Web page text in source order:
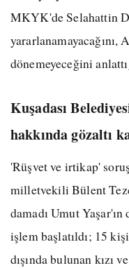
MKYK'de Selahattin
dönemeyeceğini
Kuşadası
hakkında gözaltı
'Rüşvet ve irtikap'
milletvekili Bülent
damadı Umut
işlem başlatıldı; 15 kişi
dışında bulunan kızı